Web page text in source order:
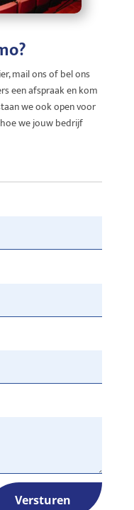
mail ons of bel ons
een afspraak en kom
we ook open voor
we jouw bedrijf
Versturen